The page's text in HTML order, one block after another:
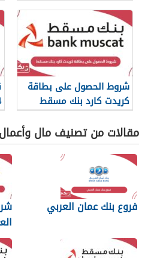
شروط الحصول على بطاقة
كريدت كارد بنك مسقط
مقالات من تصنيف مال وأعمال
فروع بنك عمان العربي